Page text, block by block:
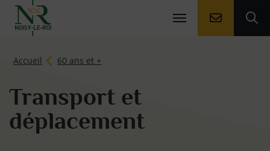
Aller à la
Accueil
Page d'accueil du site
60 ans et +
Transport et
déplacement